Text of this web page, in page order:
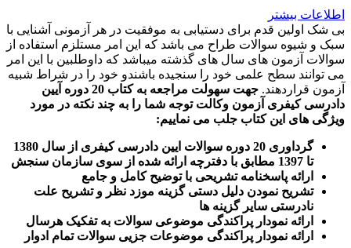
اطلاعات بیشتر
بی شک اولین قدم برای دستیابی به موفقیت در هر آزمونی آشنایی با
سبک و شیوه سوالات طراح می باشد که این امر مستلزم استفاده از
سوالات آزمون های سال های گذشته میباشد که داوطلبین با این امر
می توانند سطح علمی خود را سنجیده باشندو خود را در شراط شبیه
آزمون قراردهند.
جهت سهولت مراجعه به کتاب 20 دوره آیین
دادرسی کیفری آزمون وکالت توجه شما را به چند نکته در مورد
ویژگی های این کتاب جلب می نماییم:
گرداوری 20 دوره سوالات ایین دادرسی کیفری از سال 1380
تا 1397 مطابق با دفترچه ارائه شده از سوی سازمان سنجش
ارائه پاسخنامه تشریحی با توضیح کامل و جامع
تشریح نمودن دلیل دستی گزینه موزد نظر و تشریح علت
نادرستی سایر گزینه ها
ارائه نمودار پراکندگی موضوعی سوالات به تفکیک هرسال
رائه نمودار پراکندگی موضوعات جزیی سوالات تمام ادوار